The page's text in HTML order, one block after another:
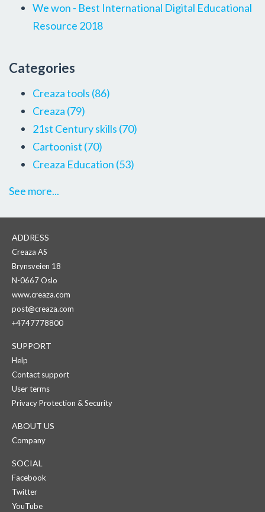
We won - Best International Digital Educational
Resource 2018
Categories
Creaza tools (86)
Creaza (79)
21st Century skills (70)
Cartoonist (70)
Creaza Education (53)
See more...
ADDRESS
Creaza AS
Brynsveien 18
N-0667 Oslo
www.creaza.com
post@creaza.com
+4747778800
SUPPORT
Help
Contact support
User terms
Privacy Protection & Security
ABOUT US
Company
SOCIAL
Facebook
Twitter
YouTube